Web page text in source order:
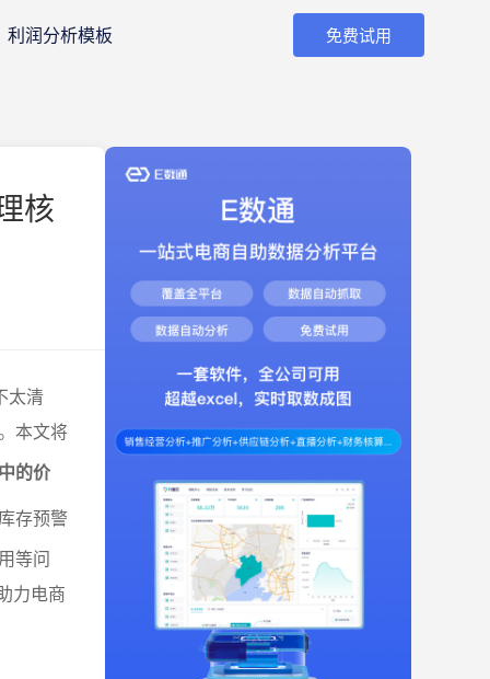
利润分析模板 免费试用
核
太清
本文将
的价
存预警
等问
力电商